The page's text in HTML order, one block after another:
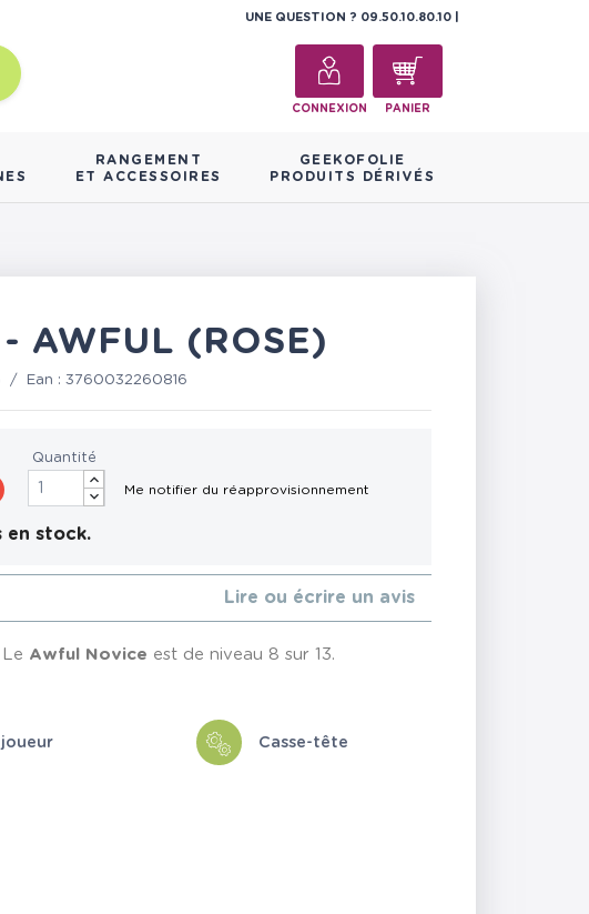
UNE QUESTION ? 09.50.10.80.10
CONNEXION PANIER
RANGEMENT
ET ACCESSOIRES
GEEKOFOLIE
PRODUITS DÉRIVÉS
AWFUL (ROSE)
/ Ean :3760032260816
Quantité
en stock.
Lire ou écrire un avis
Awful Novice est de niveau 8 sur 13.
joueur Casse-tête